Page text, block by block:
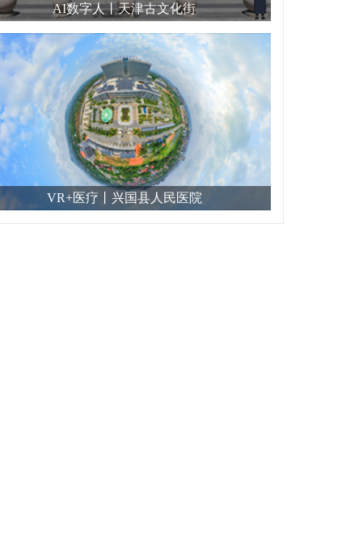
AI数字人丨天津古文化街
VR+医疗丨兴国县人民医院